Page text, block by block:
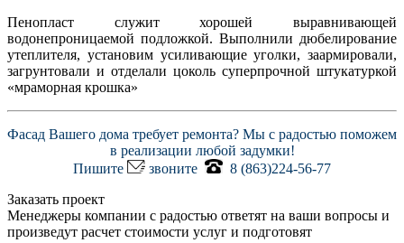
Пенопласт служит хорошей выравнивающей
водонепроницаемой подложкой. Выполнили дюбелирование
утеплителя, установим усиливающие уголки, заармировали,
загрунтовали и отделали цоколь суперпрочной штукатуркой
«мраморная крошка»
Фасад Вашего дома требует ремонта? Мы с радостью поможем
в реализации любой задумки!
Пишите
звоните
8 (863)224-56-77
Заказать проект
Менеджеры компании с радостью ответят на ваши вопросы и
произведут расчет стоимости услуг и подготовят